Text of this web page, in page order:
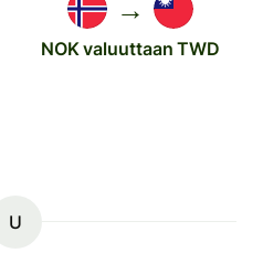
→
NOK valuuttaan TWD
U